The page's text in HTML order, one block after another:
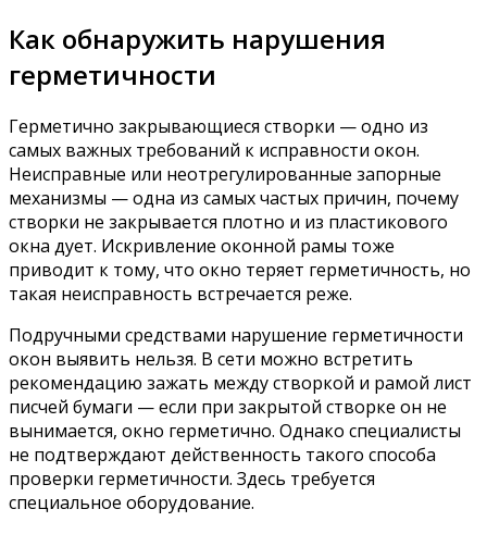
Как обнаружить нарушения
герметичности
Герметично закрывающиеся створки — одно из
самых важных требований к исправности окон.
Неисправные или неотрегулированные запорные
механизмы — одна из самых частых причин, почему
створки не закрывается плотно и из пластикового
окна дует. Искривление оконной рамы тоже
приводит к тому, что окно теряет герметичность, но
такая неисправность встречается реже.
Подручными средствами нарушение герметичности
окон выявить нельзя. В сети можно встретить
рекомендацию зажать между створкой и рамой лист
писчей бумаги — если при закрытой створке он не
вынимается, окно герметично. Однако специалисты
не подтверждают действенность такого способа
проверки герметичности. Здесь требуется
специальное оборудование.